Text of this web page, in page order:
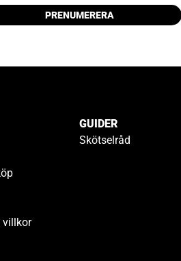
PRENUMERERA
villkor
GUIDER
Skötselråd